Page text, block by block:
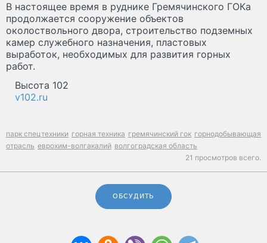
В настоящее время в руднике Гремячинского ГОКа
продолжается сооружение объектов
околоствольного двора, строительство подземных
камер служебного назначения, пластовых
выработок, необходимых для развития горных
работ.
Высота 102
v102.ru
парк спецтехники горная техника гремячинский гок горнодобывающая
отрасль еврохим-волгакалий волгоградская область
21 просмотров всего.
ОБСУДИТЬ